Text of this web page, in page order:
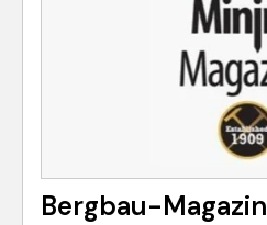
Bergbau-Magazin